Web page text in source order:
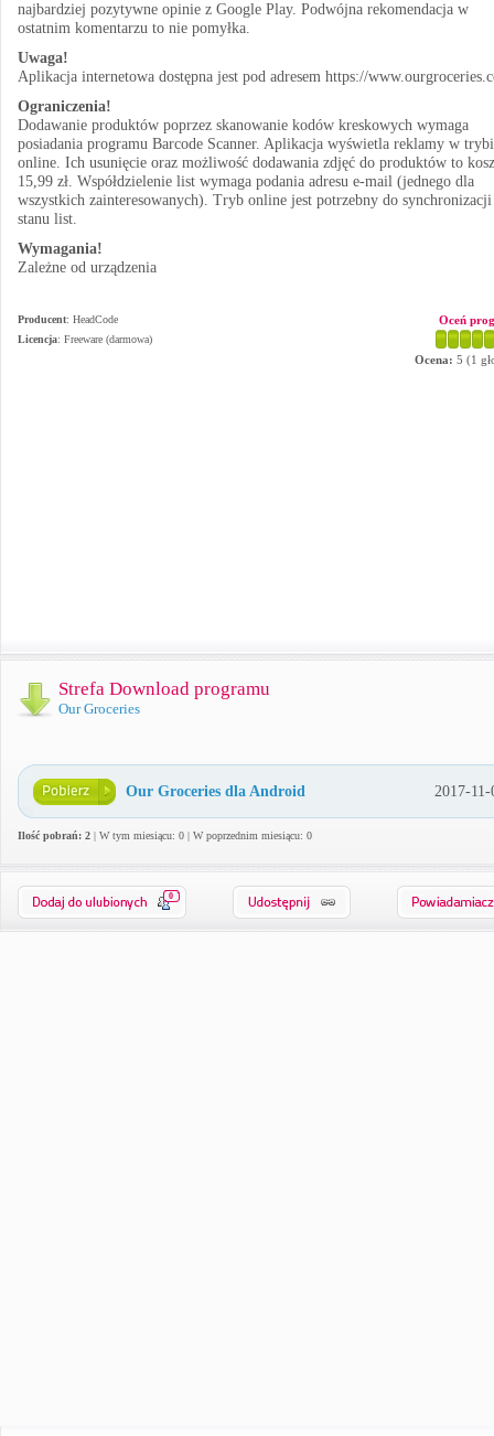
najbardziej pozytywne opinie z Google Play. Podwójna rekomendacja w
ostatnim komentarzu to nie pomyłka.
Uwaga!
Aplikacja internetowa dostępna jest pod adresem https://
Ograniczenia!
Dodawanie produktów poprzez skanowanie kodów kreskowych wymaga
posiadania programu Barcode Scanner. Aplikacja wyświetla reklamy w
online. Ich usunięcie oraz możliwość dodawania zdjęć do produktów to
15,99 zł. Współdzielenie list wymaga podania adresu e-mail (jednego dla
wszystkich zainteresowanych). Tryb online jest potrzebny do synchronizacji
stanu list.
Wymagania!
Zależne od urządzenia
Producent: HeadCode
Licencja: Freeware (darmowa)
Oceń
Ocena: 5 (1
Strefa Download programu
Our Groceries
Our Groceries dla Android 2017-11-
Ilość pobrań: 2 | W tym miesiącu: 0 | W poprzednim miesiącu: 0
0